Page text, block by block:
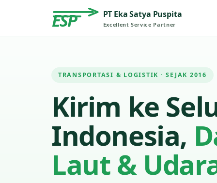
ESP PT Eka Satya Puspita
Excellent Service Partner
TRANSPORTASI & LOGISTIK · SEJAK 2016
Kirim ke
Indonesia,
Laut &